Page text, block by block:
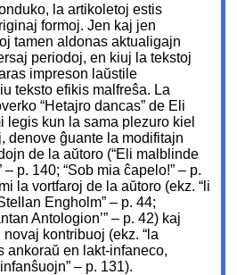
la artikoletoj estis
formoj. Jen kaj jen
tamen aldonas aktualigajn
periodoj, en kiuj la tekstoj
impreson laŭstile
teksto efikis malfreŝa. La
“Hetajro dancas” de Eli
legis kun la sama plezuro kiel
denove ĝuante la modifitajn
de la aŭtoro (“Eli malblinde
p. 140; “Sob mia ĉapelo!” – p.
la vortfaroj de la aŭtoro (ekz. “li
Engholm” – p. 44;
Antologion’” – p. 42) kaj
kontribuoj (ekz. “la
ankoraŭ en lakt-infaneco,
– p. 131).